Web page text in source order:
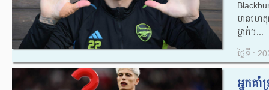
មានហេតុ
ម្នាក់។...
ថ្ងៃទី :
អ្នកគ